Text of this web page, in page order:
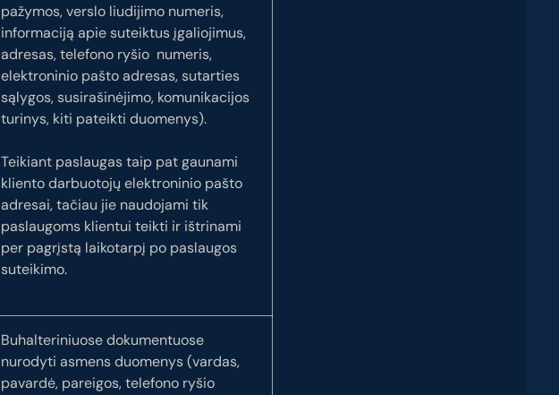
pažymos, verslo liudijimo numeris,
informaciją apie suteiktus įgaliojimus,
adresas, telefono ryšio numeris,
elektroninio pašto adresas, sutarties
sąlygos, susirašinėjimo, komunikacijos
turinys, kiti pateikti duomenys).
Teikiant paslaugas taip pat gaunami
kliento darbuotojų elektroninio pašto
adresai, tačiau jie naudojami tik
paslaugoms klientui teikti ir ištrinami
per pagrįstą laikotarpį po paslaugos
suteikimo.
Buhalteriniuose dokumentuose
nurodyti asmens duomenys (vardas,
pavardė, pareigos, telefono ryšio